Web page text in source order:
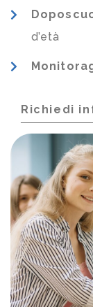
d’età
Richiedi